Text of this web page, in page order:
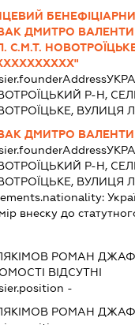
ДМИТРО
С.М.Т.
Р-Н,
ВУЛИЦЯ
ДМИТРО
Р-Н,
ВУЛИЦЯ
внеску до
РОМАН
ВІДСУТНІ
-
РОМАН